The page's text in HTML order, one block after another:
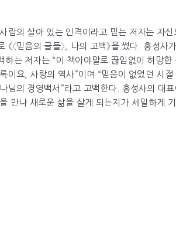
람의 살아 있는 인격이라고 믿는 저자는 자
《〈믿음의 글들〉, 나의 고백》을 썼다. 홍성
하는 저자는 “이 책이야말로 끊임없이 허망
이요, 사랑의 역사”이며 “믿음이 없었던 시
님의 경영백서”라고 고백한다. 홍성사의 대
만나 새로운 삶을 살게 되는지가 세밀하게 기